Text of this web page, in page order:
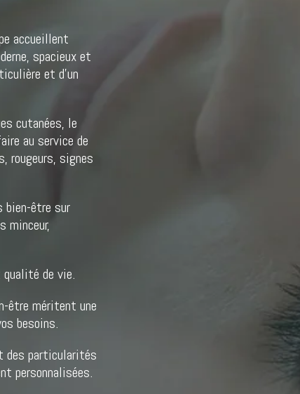
accueillent
spacieux et
et d’un
cutanées, le
au service de
rougeurs, signes
bien-être sur
minceur,
de vie.
être méritent une
besoins.
des particularités
personnalisées.